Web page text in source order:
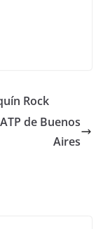
Rock
de Buenos
Aires